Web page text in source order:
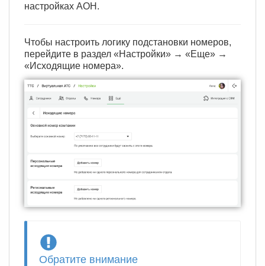
настройках АОН.
Чтобы настроить логику подстановки номеров,
перейдите в раздел «Настройки» → «Еще» →
«Исходящие номера».
Обратите внимание